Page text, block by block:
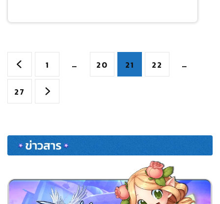
Posts
pagination
Page
1 … Page
20 Page
21 Page
22 …
Page
27